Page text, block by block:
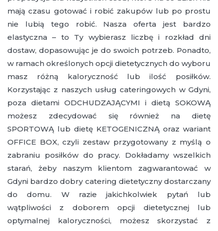
mają czasu gotować i robić zakupów lub po prostu
nie lubią tego robić. Nasza oferta jest bardzo
elastyczna – to Ty wybierasz liczbę i rozkład dni
dostaw, dopasowując je do swoich potrzeb. Ponadto,
w ramach określonych opcji dietetycznych do wyboru
masz różną kaloryczność lub ilość posiłków.
Korzystając z naszych usług cateringowych w Gdyni,
poza dietami ODCHUDZAJĄCYMI i dietą SOKOWĄ
możesz zdecydować się również na dietę
SPORTOWĄ lub dietę KETOGENICZNĄ oraz wariant
OFFICE BOX, czyli zestaw przygotowany z myślą o
zabraniu posiłków do pracy. Dokładamy wszelkich
starań, żeby naszym klientom zagwarantować w
Gdyni bardzo dobry catering dietetyczny dostarczany
do domu. W razie jakichkolwiek pytań lub
wątpliwości z doborem opcji dietetycznej lub
optymalnej kaloryczności, możesz skorzystać z